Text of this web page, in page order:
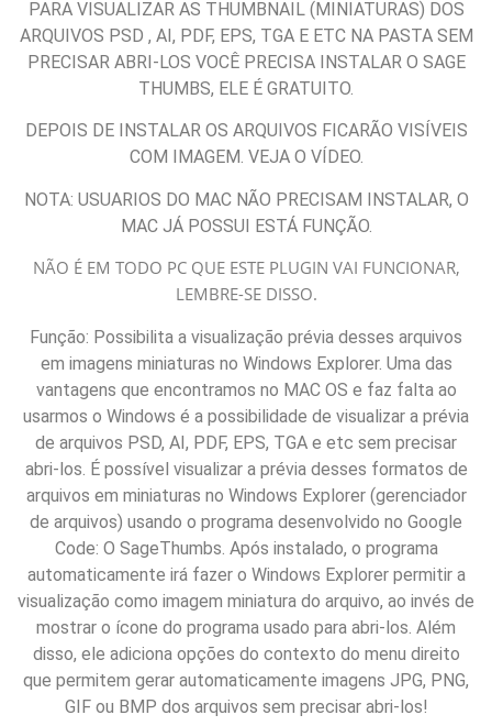
PARA VISUALIZAR AS THUMBNAIL (MINIATURAS) DOS
ARQUIVOS PSD , AI, PDF, EPS, TGA E ETC NA PASTA SEM
PRECISAR ABRI-LOS VOCÊ PRECISA INSTALAR O SAGE
THUMBS, ELE É GRATUITO.
DEPOIS DE INSTALAR OS ARQUIVOS FICARÃO VISÍVEIS
COM IMAGEM. VEJA O VÍDEO.
NOTA: USUARIOS DO MAC NÃO PRECISAM INSTALAR, O
MAC JÁ POSSUI ESTÁ FUNÇÃO.
NÃO É EM TODO PC QUE ESTE PLUGIN VAI FUNCIONAR,
LEMBRE-SE DISSO.
Função: Possibilita a visualização prévia desses arquivos
em imagens miniaturas no Windows Explorer. Uma das
vantagens que encontramos no MAC OS e faz falta ao
usarmos o Windows é a possibilidade de visualizar a prévia
de arquivos PSD, AI, PDF, EPS, TGA e etc sem precisar
abri-los. É possível visualizar a prévia desses formatos de
arquivos em miniaturas no Windows Explorer (gerenciador
de arquivos) usando o programa desenvolvido no Google
Code: O SageThumbs. Após instalado, o programa
automaticamente irá fazer o Windows Explorer permitir a
visualização como imagem miniatura do arquivo, ao invés de
mostrar o ícone do programa usado para abri-los. Além
disso, ele adiciona opções do contexto do menu direito
que permitem gerar automaticamente imagens JPG, PNG,
GIF ou BMP dos arquivos sem precisar abri-los!